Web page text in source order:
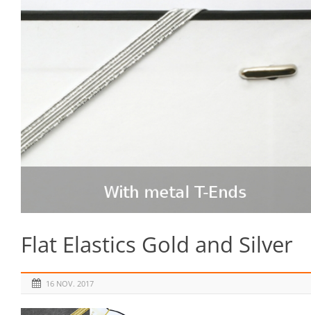
Flat Elastics Gold and Silver
16 NOV. 2017